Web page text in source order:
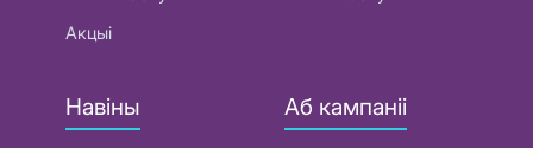
Акцыі
Навіны Аб кампаніі